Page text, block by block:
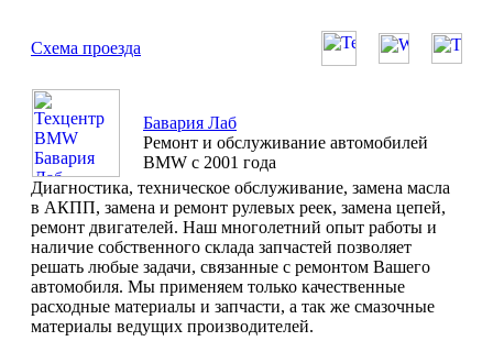
Схема проезда
Бавария Лаб
Ремонт и обслуживание автомобилей
BMW с 2001 года
Диагностика, техническое обслуживание, замена масла
в АКПП, замена и ремонт рулевых реек, замена цепей,
ремонт двигателей. Наш многолетний опыт работы и
наличие собственного склада запчастей позволяет
решать любые задачи, связанные с ремонтом Вашего
автомобиля. Мы применяем только качественные
расходные материалы и запчасти, а так же смазочные
материалы ведущих производителей.